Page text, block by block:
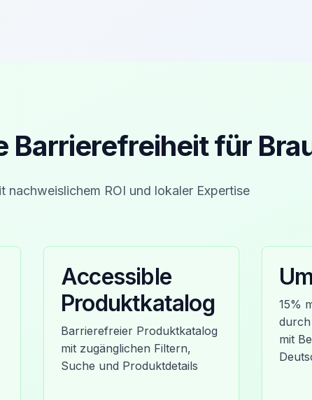
Barrierefreiheit für
nachweislichem ROI und lokaler Expertise
Accessible
Produktkatalog
Barrierefreier Produktkatalog
mit zugänglichen Filtern,
Suche und Produktdetails
15%
mit